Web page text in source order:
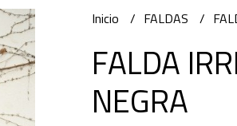
Inicio FALDAS
FALDA
NEGRA